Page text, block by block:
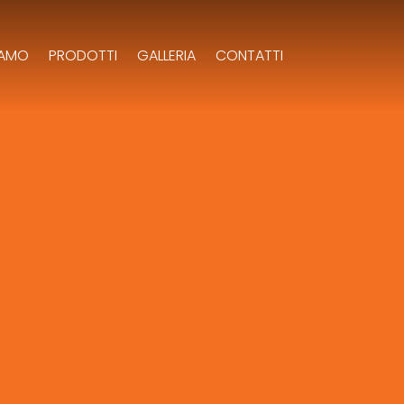
PRODOTTI GALLERIA CONTATTI